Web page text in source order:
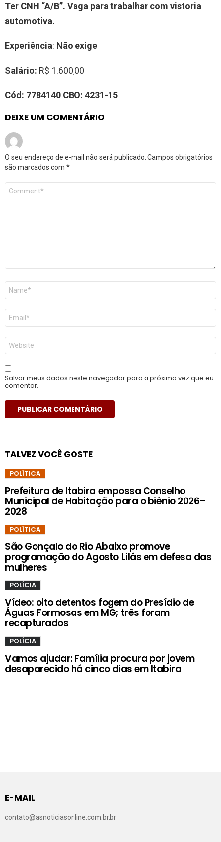
Ter CNH “A/B”. Vaga para trabalhar com vistoria
automotiva.
Experiência: Não exige
Salário: R$ 1.600,00
Cód: 7784140 CBO: 4231-15
DEIXE UM COMENTÁRIO
O seu endereço de e-mail não será publicado. Campos obrigatórios
são marcados com *
Comentário
Nome
E-
mail
*
Site
Salvar meus dados neste navegador para a próxima vez que eu
comentar.
TALVEZ VOCÊ GOSTE
POLÍTICA
Prefeitura de Itabira empossa Conselho
Municipal de Habitação para o biênio 2026–
2028
POLÍTICA
São Gonçalo do Rio Abaixo promove
programação do Agosto Lilás em defesa das
mulheres
POLÍCIA
Vídeo: oito detentos fogem do Presídio de
Águas Formosas em MG; três foram
recapturados
POLÍCIA
Vamos ajudar: Família procura por jovem
desaparecido há cinco dias em Itabira
E-MAIL
contato@asnoticiasonline.com.br.br